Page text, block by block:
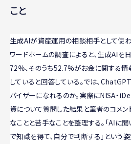
こと
生成AIが資産運用の相談相手として使
ワードホームの調査によると、生成AIを
72%、そのうち52.7%がお金に関する
していると回答している。では、
バイザーになれるのか。実際にNISA・
資について質問した結果と筆者のコメン
なことと苦手なことを整理する。「AIに聞
で知識を得て、自分で判断する」という